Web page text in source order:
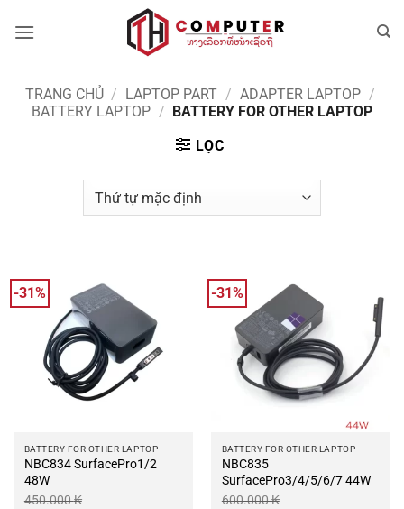
qua
TRANG CHỦ / LAPTOP PART / ADAPTER LAPTOP /
BATTERY LAPTOP / BATTERY FOR OTHER LAPTOP
LỌC
-31%
BATTERY FOR OTHER LAPTOP
NBC834 SurfacePro1/2
48W
450.000₭
-31%
BATTERY FOR OTHER LAPTOP
NBC835
SurfacePro3/4/5/6/7 44W
600.000₭